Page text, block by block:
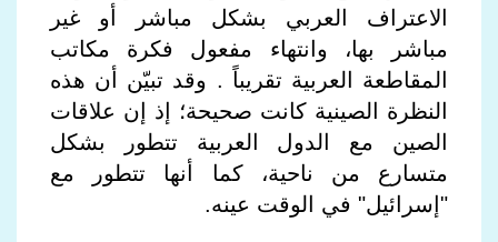
الاعتراف العربي بشكل مباشر أو غير
مباشر بها، وانتهاء مفعول فكرة مكاتب
المقاطعة العربية تقريباً . وقد تبيّن أن هذه
النظرة الصينية كانت صحيحة؛ إذ إن علاقات
الصين مع الدول العربية تتطور بشكل
متسارع من ناحية، كما أنها تتطور مع
"إسرائيل" في الوقت عينه.